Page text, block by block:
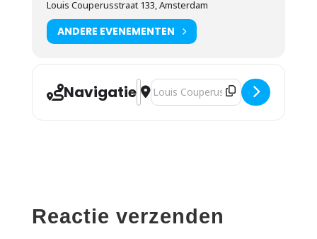
Louis Couperusstraat 133, Amsterdam
ANDERE EVENEMENTEN
NavigatieAdres - Johan Gankema - In de
Bestemmingsadres - Johan
Reactie verzenden